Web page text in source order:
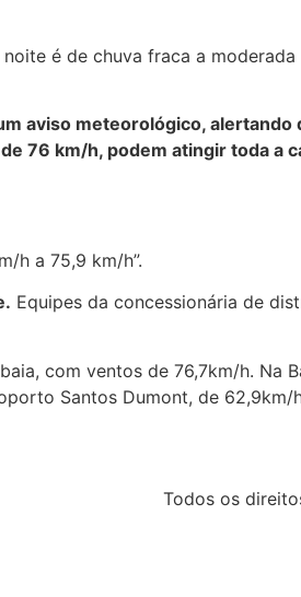
é de chuva fraca a
aviso meteorológico, alertando
76 km/h, podem atingir toda a
h a 75,9 km/h”.
Equipes da concessionária de
com ventos de 76,7km/h. Na
Santos Dumont, de 62,9km/
Todos os